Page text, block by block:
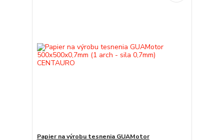
Papier na výrobu tesnenia GUAMotor